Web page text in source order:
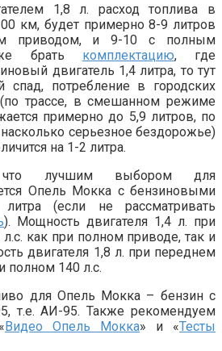
1,8 л. расход топлива в
км, будет примерно 8-9 литров
приводом, и 9-10 с полным
брать комплектацию, где
двигатель 1,4 литра, то тут
потребление в городских
трассе, в смешанном режиме
примерно до 5,9 литров, по
серьезное бездорожье)
на 1-2 литра.
что лучшим выбором для
Опель Мокка с бензиновыми
(если не рассматривать
). Мощность двигателя 1,4 л. при
как при полном приводе, так и
двигателя 1,8 л. при переднем
полном 140 л.с.
для Опель Мокка – бензин с
т.е. АИ-95. Также рекомендуем
Видео Опель Мокка» и «Тесты